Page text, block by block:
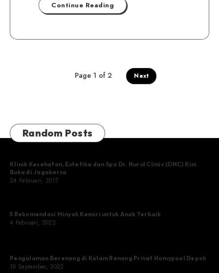
Continue Reading
Page 1 of 2 Next
Random Posts
Klinik Kesehatan, Estetika dan Spa Dr. Nurul Clinic (DNC) Kini
Buka di Jagakarsa
24 Februari, 2017
5 Rekomendasi Minyak Kemiri untuk Anak Terbaik
4 Februari, 2022
Pengalaman Berenang di Kolam Renang Privat Homypool Depok
10 September, 2022